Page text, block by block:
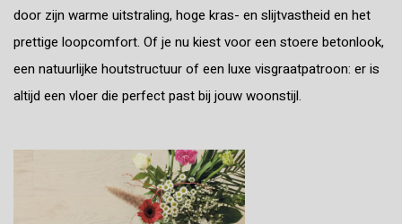
door zijn warme uitstraling, hoge kras- en slijtvastheid en het
prettige loopcomfort. Of je nu kiest voor een stoere betonlook,
een natuurlijke houtstructuur of een luxe visgraatpatroon: er is
altijd een vloer die perfect past bij jouw woonstijl.